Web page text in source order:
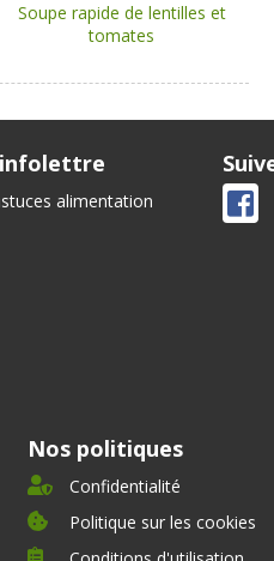
Soupe rapide de lentilles et
tomates
alimentation
Nos politiques
Confidentialité
Politique sur les cookies